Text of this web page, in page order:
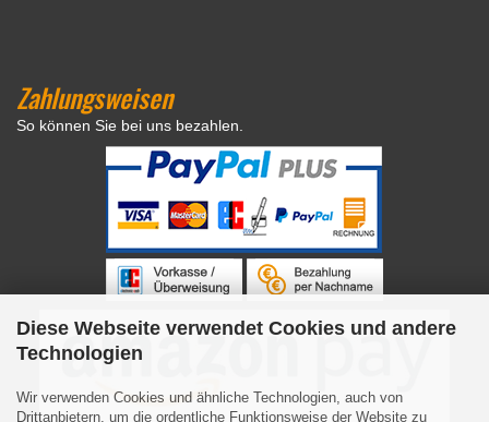
Diese Webseite verwendet Cookies und andere
Technologien
Wir verwenden Cookies und ähnliche Technologien, auch von
Drittanbietern, um die ordentliche Funktionsweise der Website zu
Zahlungsweisen
So können Sie bei uns bezahlen.